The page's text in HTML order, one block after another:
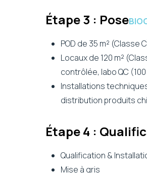
Étape 3 : Pose
POD de 35 m²
Locaux de 120 m²
contrôlée, labo QC
Installations
distribution produits
Étape 4 :
Qualification &
Mise à gris